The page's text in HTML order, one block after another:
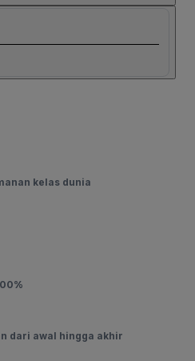
kelas dunia
dari awal hingga akhir